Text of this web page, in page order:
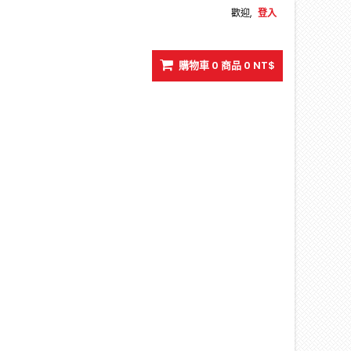
歡迎, 登入
購物車 0 商品 0 NT$